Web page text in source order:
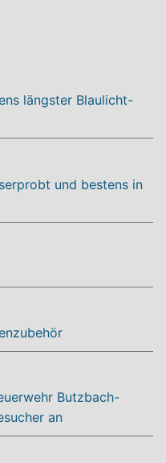
längster Blaulicht-
und bestens in
Butzbach-
an